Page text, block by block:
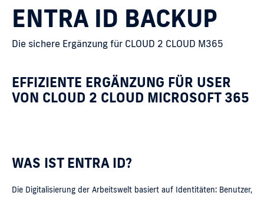
ENTRA ID BACKUP
Die sichere Ergänzung für CLOUD 2 CLOUD M365
EFFIZIENTE ERGÄNZUNG FÜR USER
VON CLOUD 2 CLOUD MICROSOFT 365
WAS IST ENTRA ID?
Die Digitalisierung der Arbeitswelt basiert auf Identitäten: Benutzer,